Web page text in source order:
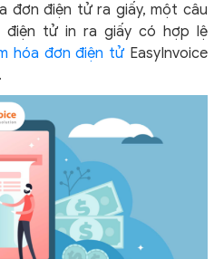
đơn điện tử ra giấy, một câu
tử in ra giấy có hợp lệ
hóa đơn điện tửEasyInvoice